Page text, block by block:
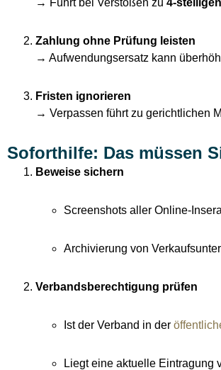
Zahlung ohne Prüfung leisten
→ Aufwendungsersatz kann
Fristen ignorieren
→ Verpassen führt zu gerichtlichen
Soforthilfe: Das müssen
Beweise sichern
Screenshots aller Online-
Archivierung von
Verbandsberechtigung prüfen
Ist der Verband in der
Liegt eine aktuelle Eintragung